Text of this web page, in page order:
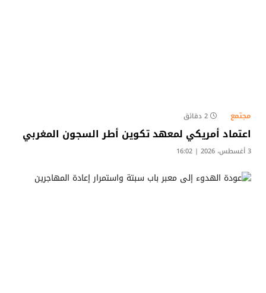
مجتمع 2 دقائق
اعتماد أمريكي لمعهد تكوين أطر السجون المغربي
3 أغسطس، 2026 | 16:02